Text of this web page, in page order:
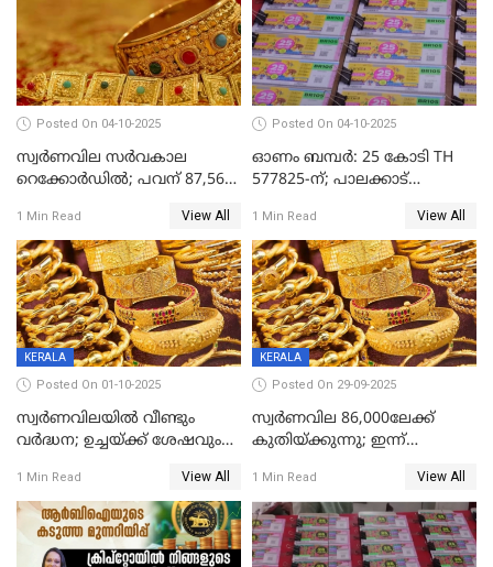
Posted On 04-10-2025
സ്വര്‍ണവില സര്‍വകാല
റെക്കോര്‍ഡില്‍; പവന് 87,560
1 Min Read View All
Posted On 04-10-2025
ഓണം ബമ്പർ: 25 കോടി TH
577825-ന്; പാലക്കാട്
മുന്നിൽ
1 Min Read View All
KERALA
Posted On 01-10-2025
സ്വർണവിലയിൽ വീണ്ടും
വർദ്ധന; ഉച്ചയ്ക്ക് ശേഷവും
കൂടിയത് പവന് 2,760 രൂപ
1 Min Read View All
KERALA
Posted On 29-09-2025
സ്വര്‍ണവില 86,000ലേക്ക്
കുതിയ്ക്കുന്നു; ഇന്ന്
1040 രൂപ
1 Min Read View All